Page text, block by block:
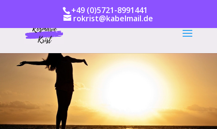
+49 (0)5721-8991441
rokrist@kabelmail.de